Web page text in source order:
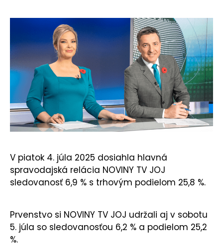
KONTAKT
V piatok 4. júla 2025 dosiahla hlavná
spravodajská relácia NOVINY TV JOJ
sledovanosť 6,9 % s trhovým podielom 25,8 %.
Prvenstvo si NOVINY TV JOJ udržali aj v sobotu
5. júla so sledovanosťou 6,2 % a podielom 25,2
%.